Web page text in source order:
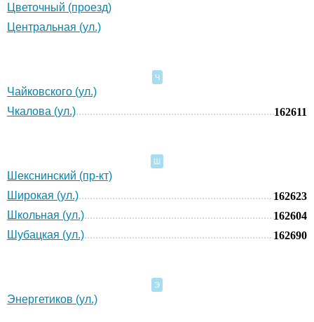
Цветочный (проезд)
Центральная (ул.)
Ч
Чайковского (ул.)
Чкалова (ул.)
162611
Шекснинский (пр-кт)
Широкая (ул.)
162623
Школьная (ул.)
162604
Шубацкая (ул.)
162690
Э
Энергетиков (ул.)